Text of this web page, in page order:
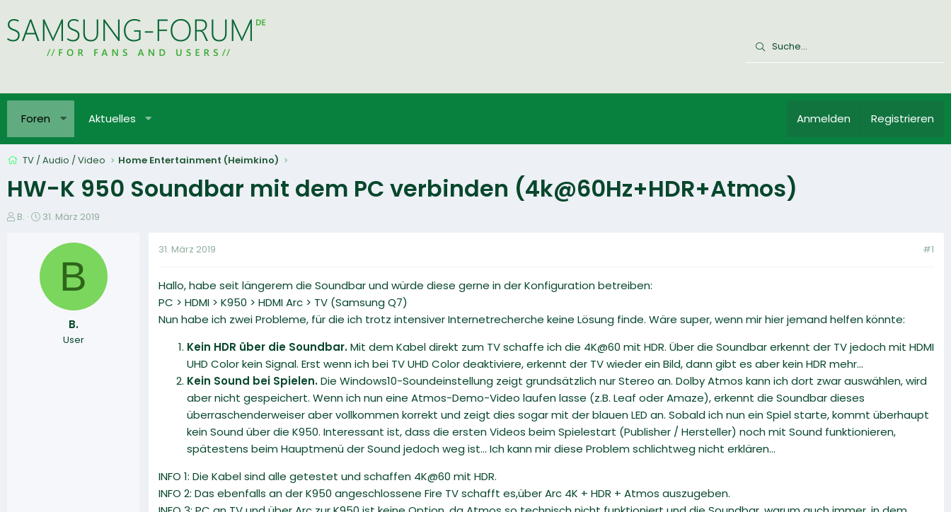
Foren Aktuelles Anmelden Registrieren
TV / Audio / Video Home Entertainment (Heimkino)
HW-K 950 Soundbar mit dem PC verbinden (4k@60Hz+HDR+Atmos)
E
B.
E
t
l
31. März 2019
B
B.
User
31. März 2019 #1
Hallo, habe seit längerem die Soundbar und würde diese gerne in der Konfiguration betreiben:
PC > HDMI > K950 > HDMI Arc > TV (Samsung Q7)
Nun habe ich zwei Probleme, für die ich trotz intensiver Internetrecherche keine Lösung finde. Wäre super, wenn mir hier jemand helfen könnte:
Kein HDR über die Soundbar.Mit dem Kabel direkt zum TV schaffe ich die 4K@60 mit HDR. Über die Soundbar erkennt der TV jedoch mit HDMI
UHD Color kein Signal. Erst wenn ich bei TV UHD Color deaktiviere, erkennt der TV wieder ein Bild, dann gibt es aber kein HDR mehr...
Kein Sound bei Spielen.Die Windows10-Soundeinstellung zeigt grundsätzlich nur Stereo an. Dolby Atmos kann ich dort zwar auswählen, wird
aber nicht gespeichert. Wenn ich nun eine Atmos-Demo-Video laufen lasse (z.B. Leaf oder Amaze), erkennt die Soundbar dieses
überraschenderweiser aber vollkommen korrekt und zeigt dies sogar mit der blauen LED an. Sobald ich nun ein Spiel starte, kommt überhaupt
kein Sound über die K950. Interessant ist, dass die ersten Videos beim Spielestart (Publisher / Hersteller) noch mit Sound funktionieren,
spätestens beim Hauptmenü der Sound jedoch weg ist... Ich kann mir diese Problem schlichtweg nicht erklären...
INFO 1: Die Kabel sind alle getestet und schaffen 4K@60 mit HDR.
INFO 2: Das ebenfalls an der K950 angeschlossene Fire TV schafft es,über Arc 4K + HDR + Atmos auszugeben.